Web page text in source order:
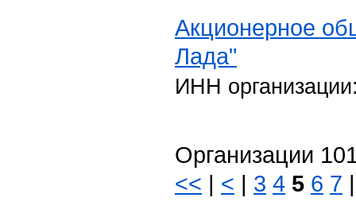
Акционерное
Лада"
ИНН
Организации
<< | < | 3 4 5 6 7